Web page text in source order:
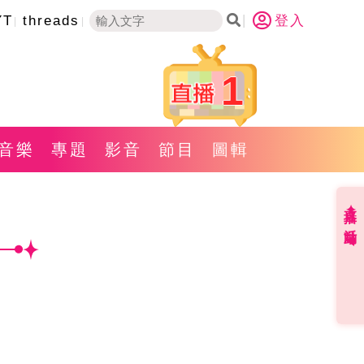
threads 登入
1
樂 專題 影音 節目 圖輯
直播✦活動